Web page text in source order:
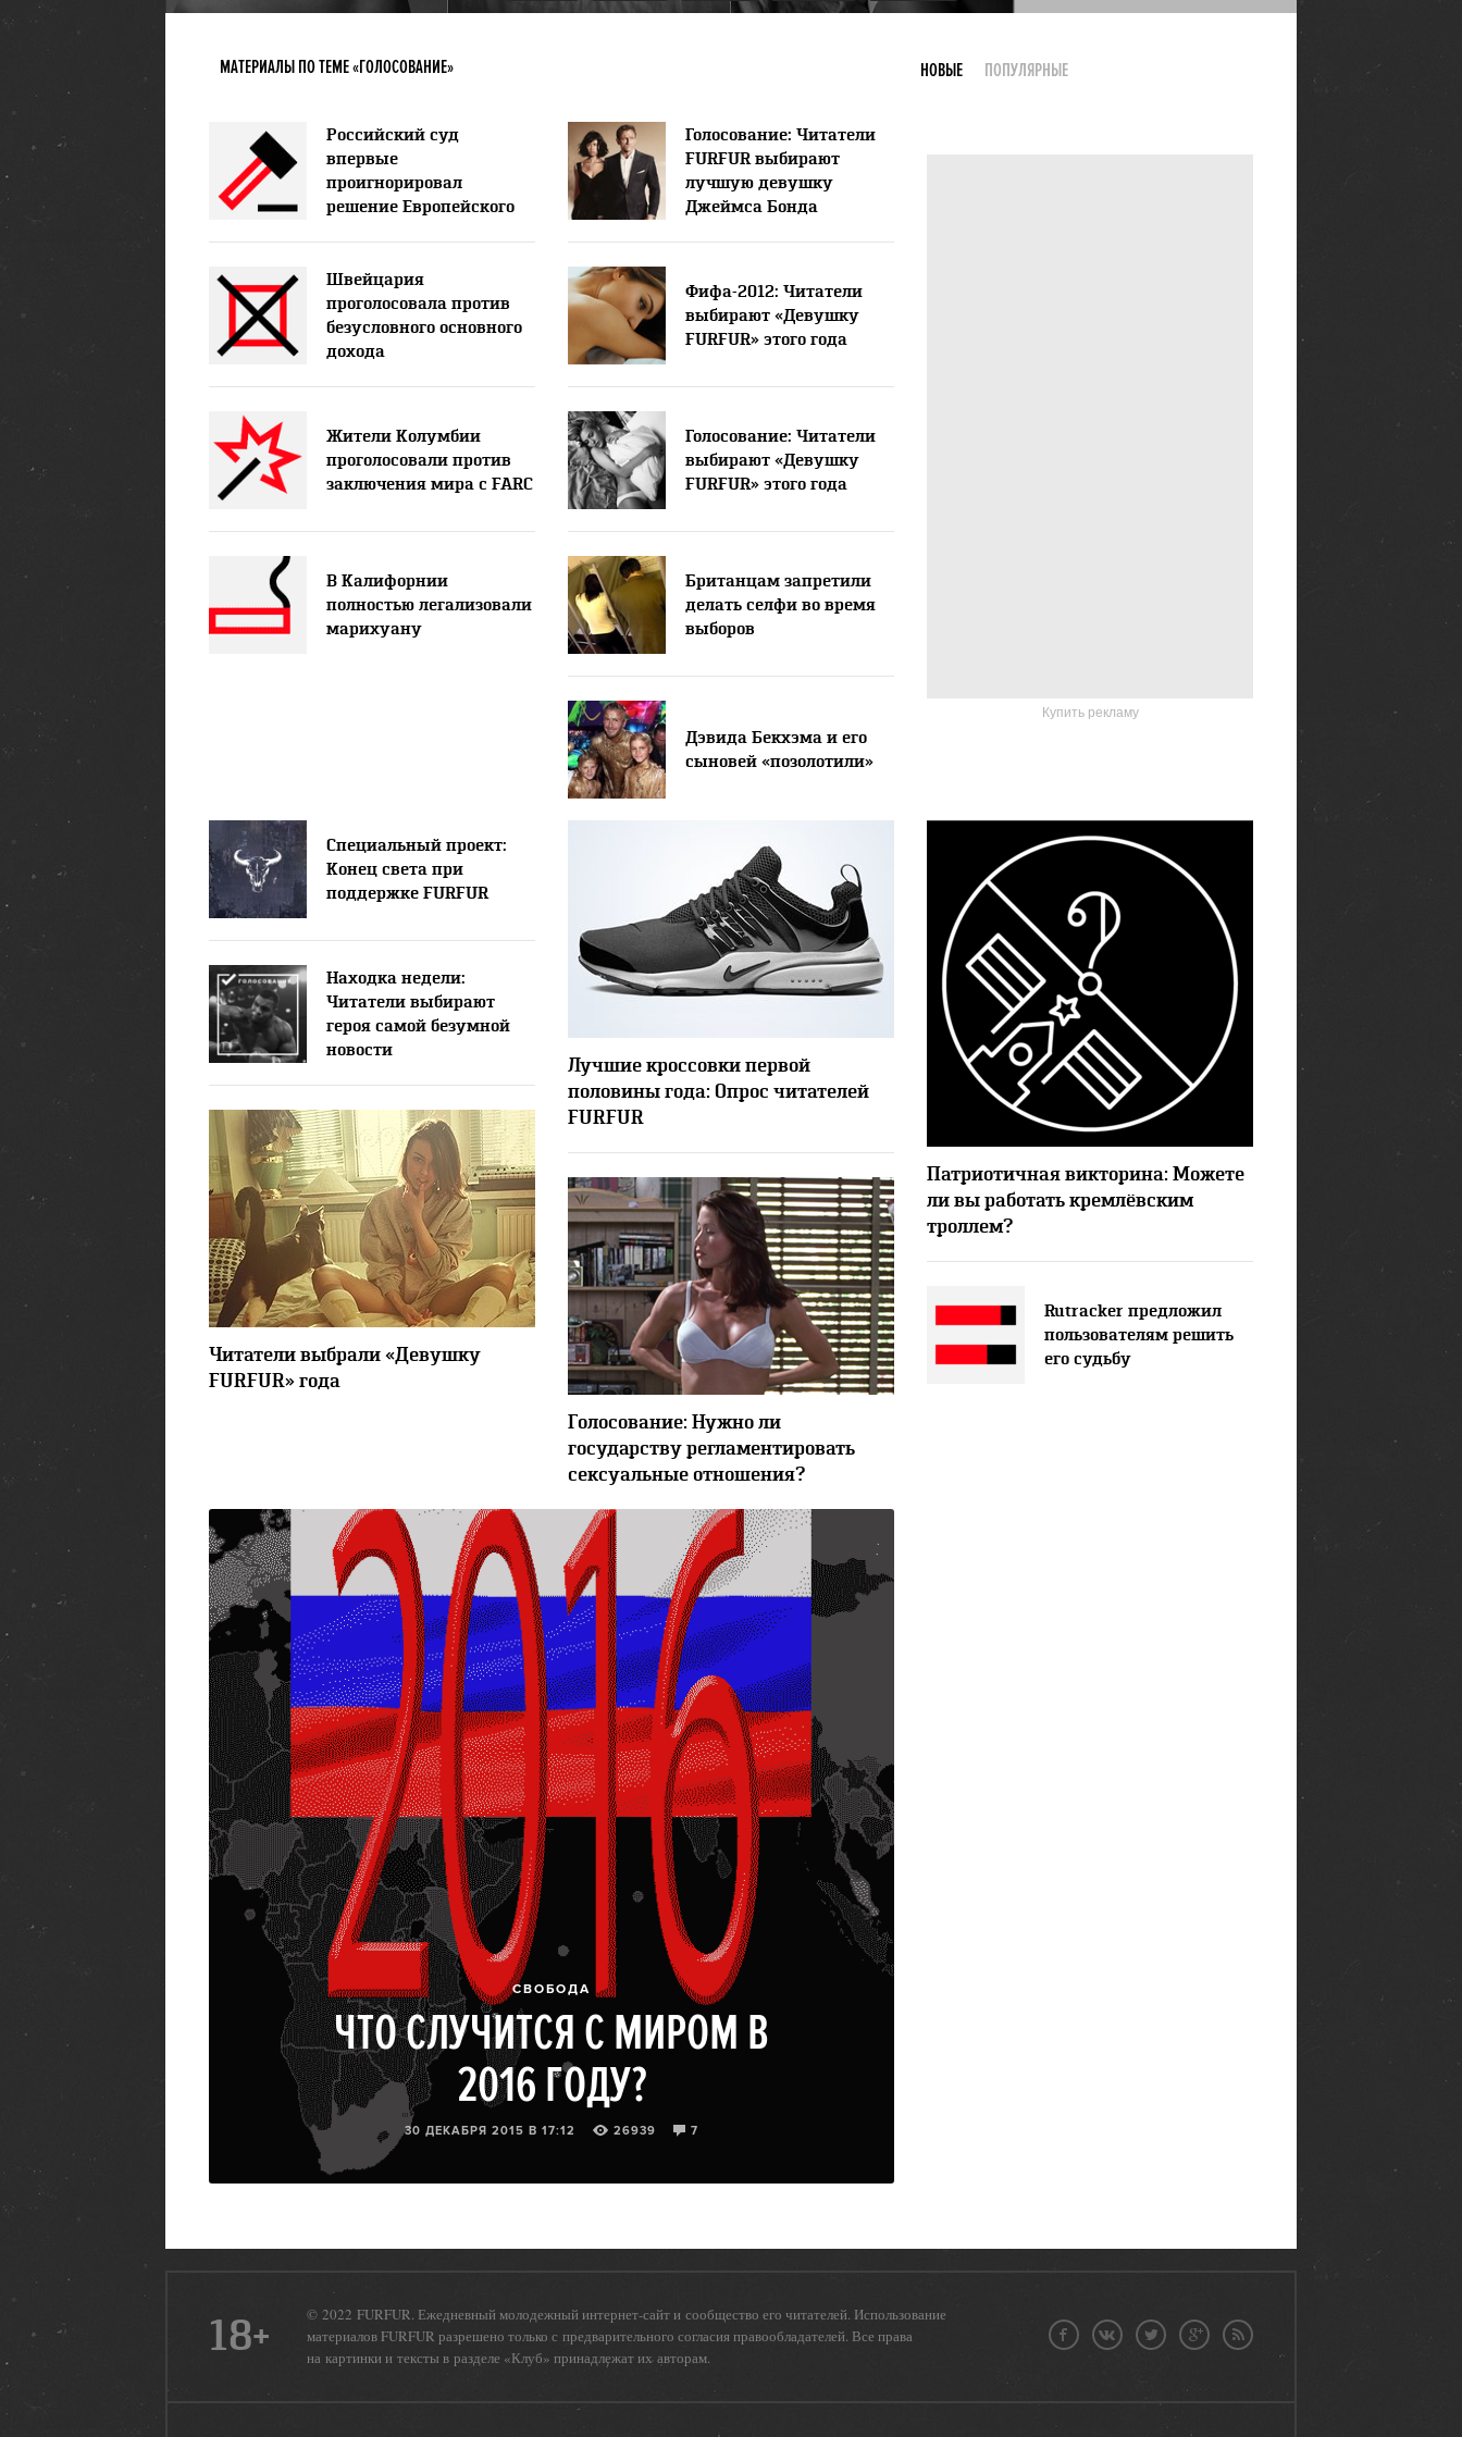
МАТЕРИАЛЫ ПО ТЕМЕ «ГОЛОСОВАНИЕ» НОВЫЕ ПОПУЛЯРНЫЕ
Купить рекламу
Российский суд
впервые
проигнорировал
решение Европейского
Швейцария
проголосовала против
безусловного основного
дохода
Жители Колумбии
проголосовали против
заключения мира с FARC
В Калифорнии
полностью легализовали
марихуану
Голосование: Читатели
FURFUR выбирают
лучшую девушку
Джеймса Бонда
Фифа-2012: Читатели
выбирают «Девушку
FURFUR» этого года
Голосование: Читатели
выбирают «Девушку
FURFUR» этого года
Британцам запретили
делать селфи во время
выборов
Дэвида Бекхэма и его
сыновей «позолотили»
Специальный проект:
Конец света при
поддержке FURFUR
Находка недели:
Читатели выбирают
героя самой безумной
новости
Читатели выбрали «Девушку
FURFUR» года
Лучшие кроссовки первой
половины года: Опрос читателей
FURFUR
Голосование: Нужно ли
государству регламентировать
сексуальные отношения?
Патриотичная викторина: Можете
ли вы работать кремлёвским
троллем?
Rutracker предложил
пользователям решить
его судьбу
СВОБОДА
ЧТО СЛУЧИТСЯ С МИРОМ В
2016 ГОДУ?
30 ДЕКАБРЯ 2015 В 17:12 26939 7
18+
© 2022 FURFUR. Ежедневный молодежный интернет-сайт и сообщество его читателей. Использование
материалов FURFUR разрешено только с предварительного согласия правообладателей. Все права
на картинки и тексты в разделе «Клуб» принадлежат их авторам.